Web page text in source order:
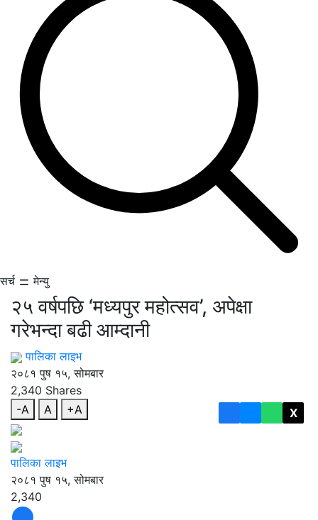
सर्च मेन्यु
२५ वर्षपछि ‘मध्यपुर महोत्सव’, अपेक्षा
गरेभन्दा बढी आम्दानी
पालिका लाइभ
२०८१ पुष १५, सोमबार
2,340 Shares
X
-A A +A
पालिका लाइभ
२०८१ पुष १५, सोमबार
2,340